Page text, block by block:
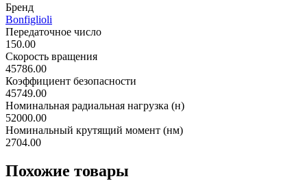
Бренд
Bonfiglioli
Передаточное число
150.00
Скорость вращения
45786.00
Коэффициент безопасности
45749.00
Номинальная радиальная нагрузка (н)
52000.00
Номинальный крутящий момент (нм)
2704.00
Похожие товары